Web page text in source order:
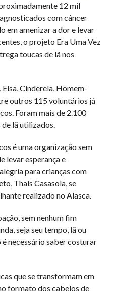
12 mil
com câncer
em amenizar a dor e levar
o projeto Era Uma Vez
toucas de lã nos
Cinderela, Homem-
outros 115 voluntários já
Foram mais de 2.100
lã utilizados.
é uma organização sem
levar esperança e
para crianças com
Thaís Casasola, se
realizado no Alasca.
sem nenhum fim
seja seu tempo, lã ou
necessário saber costurar
que se transformam em
formato dos cabelos de